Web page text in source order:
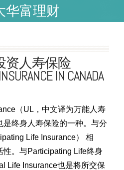
华富理财
资人寿保险
IN CANADA
（UL，中文译为万能人寿
终身人寿保险的一种。与分
Life Insurance） 相
性。与Participating Life终身
Life Insurance也是将所交保